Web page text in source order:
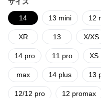
14 13 mini 12
XR 13 X/XS
14 pro 11 pro XS
max 14 plus 13
12/12 pro 12 promax